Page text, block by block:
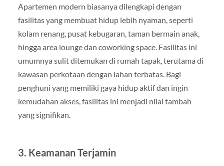
Apartemen modern biasanya dilengkapi dengan
fasilitas yang membuat hidup lebih nyaman, seperti
kolam renang, pusat kebugaran, taman bermain anak,
hingga area lounge dan coworking space. Fasilitas ini
umumnya sulit ditemukan di rumah tapak, terutama di
kawasan perkotaan dengan lahan terbatas. Bagi
penghuni yang memiliki gaya hidup aktif dan ingin
kemudahan akses, fasilitas ini menjadi nilai tambah
yang signifikan.
3. Keamanan Terjamin